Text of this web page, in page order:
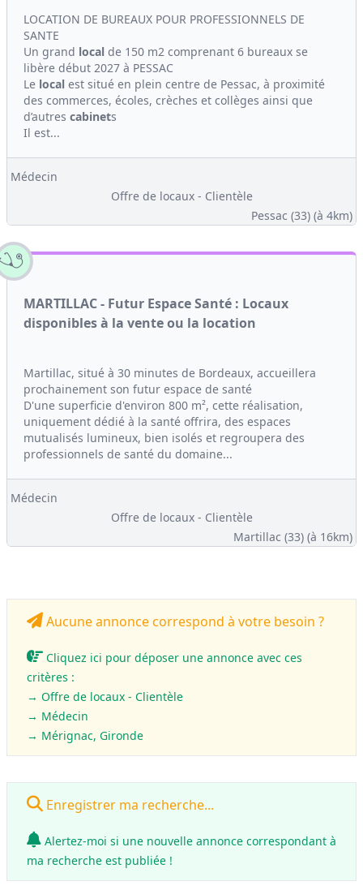
LOCATION DE BUREAUX POUR PROFESSIONNELS DE
SANTE
Un grand local de 150 m2 comprenant 6 bureaux se
libère début 2027 à PESSAC
Le local est situé en plein centre de Pessac, à proximité
des commerces, écoles, crèches et collèges ainsi que
d’autres cabinets
Il est...
Médecin
Offre de locaux - Clientèle
Pessac (33) (à 4km)
MARTILLAC - Futur Espace Santé : Locaux
disponibles à la vente ou la location
Martillac, situé à 30 minutes de Bordeaux, accueillera
prochainement son futur espace de santé
D'une superficie d'environ 800 m², cette réalisation,
uniquement dédié à la santé offrira, des espaces
mutualisés lumineux, bien isolés et regroupera des
professionnels de santé du domaine...
Médecin
Offre de locaux - Clientèle
Martillac (33) (à 16km)
Aucune annonce correspond à votre besoin ?
Cliquez ici pour déposer une annonce avec ces
critères :
→ Offre de locaux - Clientèle
→ Médecin
→ Mérignac, Gironde
Enregistrer ma recherche...
Alertez-moi si une nouvelle annonce correspondant à
ma recherche est publiée !